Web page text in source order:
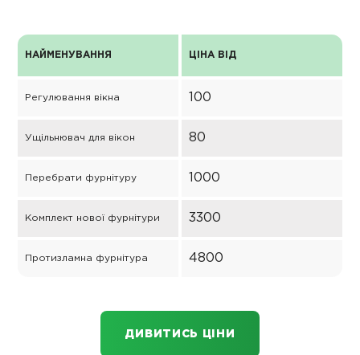
НАЙМЕНУВАННЯ ЦІНА ВІД
Регулювання вікна 100
Ущільнювач для вікон 80
Перебрати фурнітуру 1000
Комплект нової фурнітури 3300
Протизламна фурнітура 4800
ДИВИТИСЬ ЦІНИ